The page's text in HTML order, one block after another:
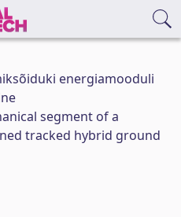
energiamooduli
segment of a
tracked hybrid ground